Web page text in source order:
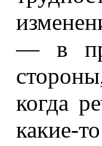
— в
когда
какие-